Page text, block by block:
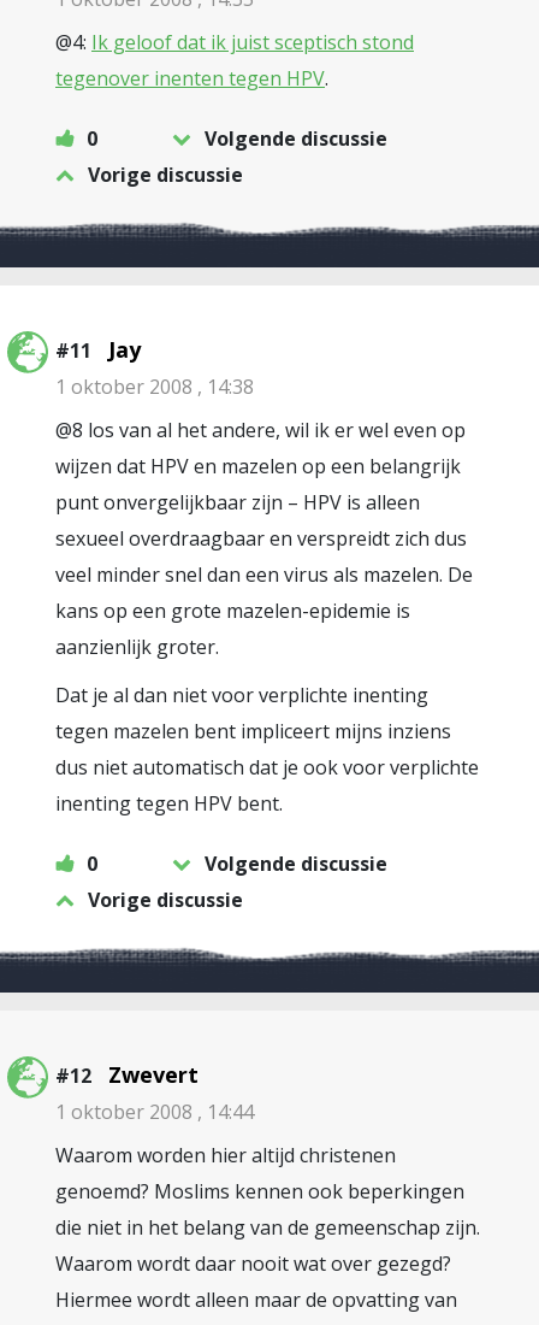
@4: Ik geloof dat ik juist sceptisch stond
tegenover inenten tegen HPV.
0
Volgende discussie
Vorige discussie
#11 Jay
1 oktober 2008 , 14:38
@8 los van al het andere, wil ik er wel even op
wijzen dat HPV en mazelen op een belangrijk
punt onvergelijkbaar zijn – HPV is alleen
sexueel overdraagbaar en verspreidt zich dus
veel minder snel dan een virus als mazelen. De
kans op een grote mazelen-epidemie is
aanzienlijk groter.
Dat je al dan niet voor verplichte inenting
tegen mazelen bent impliceert mijns inziens
dus niet automatisch dat je ook voor verplichte
inenting tegen HPV bent.
0
Volgende discussie
Vorige discussie
#12 Zwevert
1 oktober 2008 , 14:44
Waarom worden hier altijd christenen
genoemd? Moslims kennen ook beperkingen
die niet in het belang van de gemeenschap zijn.
Waarom wordt daar nooit wat over gezegd?
Hiermee wordt alleen maar de opvatting van